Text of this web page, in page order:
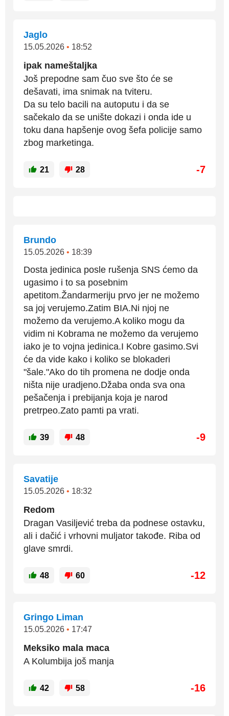
Jaglo
15.05.2026 • 18:52
ipak nameštaljka
Još prepodne sam čuo sve što će se
dešavati, ima snimak na tviteru.
Da su telo bacili na autoputu i da se
sačekalo da se unište dokazi i onda ide u
toku dana hapšenje ovog šefa policije samo
zbog marketinga.
21 28 -7
Brundo
15.05.2026 • 18:39
Dosta jedinica posle rušenja SNS ćemo da
ugasimo i to sa posebnim
apetitom.Žandarmeriju prvo jer ne možemo
sa joj verujemo.Zatim BIA.Ni njoj ne
možemo da verujemo.A koliko mogu da
vidim ni Kobrama ne možemo da verujemo
iako je to vojna jedinica.I Kobre gasimo.Svi
će da vide kako i koliko se blokaderi
"šale."Ako do tih promena ne dodje onda
ništa nije uradjeno.Džaba onda sva ona
pešačenja i prebijanja koja je narod
pretrpeo.Zato pamti pa vrati.
39 48 -9
Savatije
15.05.2026 • 18:32
Redom
Dragan Vasiljević treba da podnese ostavku,
ali i dačić i vrhovni muljator takođe. Riba od
glave smrdi.
48 60 -12
Gringo Liman
15.05.2026 • 17:47
Meksiko mala maca
A Kolumbija još manja
42 58 -16